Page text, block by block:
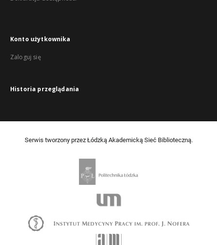
Konto użytkownika
Zaloguj się
Historia przeglądania
Serwis tworzony przez Łódzką Akademicką Sieć Biblioteczną.